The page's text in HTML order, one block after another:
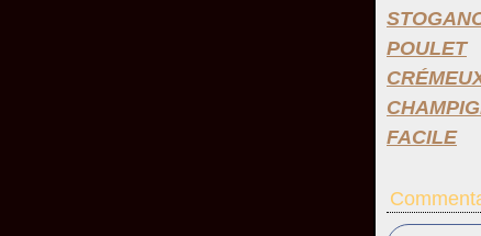
POULET
FACILE